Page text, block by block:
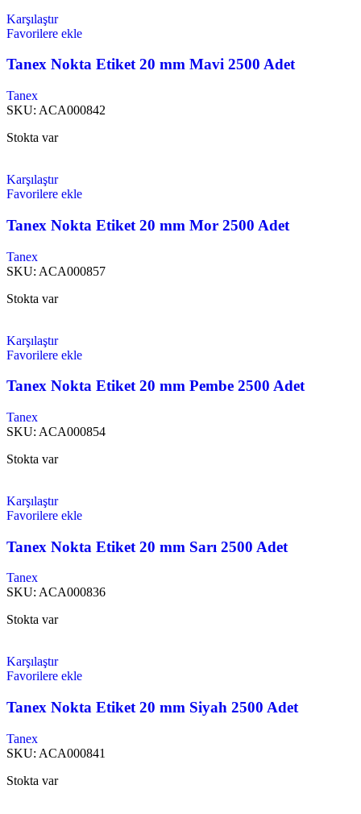
Karşılaştır
Favorilere ekle
Tanex Nokta Etiket 20 mm Mavi 2500 Adet
Tanex
SKU: ACA000842
Stokta var
Karşılaştır
Favorilere ekle
Tanex Nokta Etiket 20 mm Mor 2500 Adet
Tanex
SKU: ACA000857
Stokta var
Karşılaştır
Favorilere ekle
Tanex Nokta Etiket 20 mm Pembe 2500 Adet
Tanex
SKU: ACA000854
Stokta var
Karşılaştır
Favorilere ekle
Tanex Nokta Etiket 20 mm Sarı 2500 Adet
Tanex
SKU: ACA000836
Stokta var
Karşılaştır
Favorilere ekle
Tanex Nokta Etiket 20 mm Siyah 2500 Adet
Tanex
SKU: ACA000841
Stokta var